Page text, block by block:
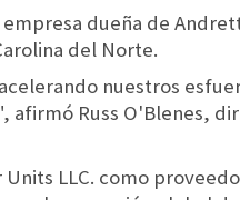
dueña de
del Norte.
nuestros
afirmó Russ O'Blenes,
LLC. como